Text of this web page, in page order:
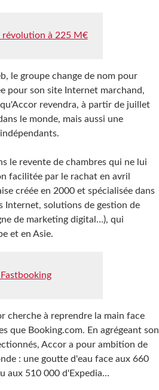
révolution à 225 M€
le groupe change de nom pour
pour son site Internet marchand,
revendra, à partir de juillet
le monde, mais aussi une
le revente de chambres qui ne lui
facilitée par le rachat en avril
créée en 2000 et spécialisée dans
Internet, solutions de gestion de
de marketing digital…), qui
et en Asie.
cherche à reprendre la main face
que Booking.com. En agrégeant son
Accor a pour ambition de
: une goutte d'eau face aux 660
aux 510 000 d'Expedia…